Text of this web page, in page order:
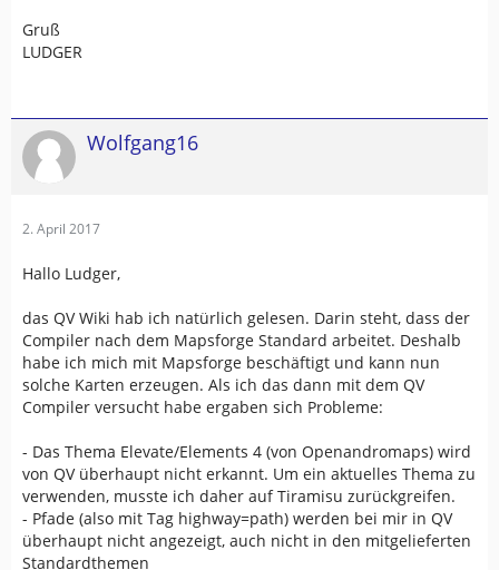
Gruß
LUDGER
Wolfgang16
2. April 2017
Hallo Ludger,
das QV Wiki hab ich natürlich gelesen. Darin steht, dass der
Compiler nach dem Mapsforge Standard arbeitet. Deshalb
habe ich mich mit Mapsforge beschäftigt und kann nun
solche Karten erzeugen. Als ich das dann mit dem QV
Compiler versucht habe ergaben sich Probleme:
- Das Thema Elevate/Elements 4 (von Openandromaps) wird
von QV überhaupt nicht erkannt. Um ein aktuelles Thema zu
verwenden, musste ich daher auf Tiramisu zurückgreifen.
- Pfade (also mit Tag highway=path) werden bei mir in QV
überhaupt nicht angezeigt, auch nicht in den mitgelieferten
Standardthemen